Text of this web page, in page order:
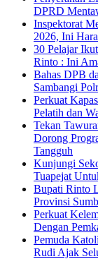
DPRD
Inspektorat
2026, Ini
30 Pelajar
Rinto : Ini
Bahas DPB
Sambangi
Perkuat
Pelatih dan
Tekan
Dorong
Tangguh
Kunjungi
Tuapejat
Bupati Rinto
Provinsi
Perkuat
Dengan
Pemuda
Rudi Ajak